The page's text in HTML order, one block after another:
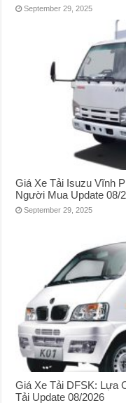
September 29, 2025
Giá Xe Tải Isuzu Vĩnh
Người Mua Update 08/
September 29, 2025
Giá Xe Tải DFSK: Lựa
Tải Update 08/2026